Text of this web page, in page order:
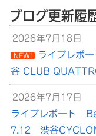
ブログ更新履
2026年7月18日
NEW!
ライブレ
谷 CLUB
2026年7月17日
ライブレポート
7.12 渋谷